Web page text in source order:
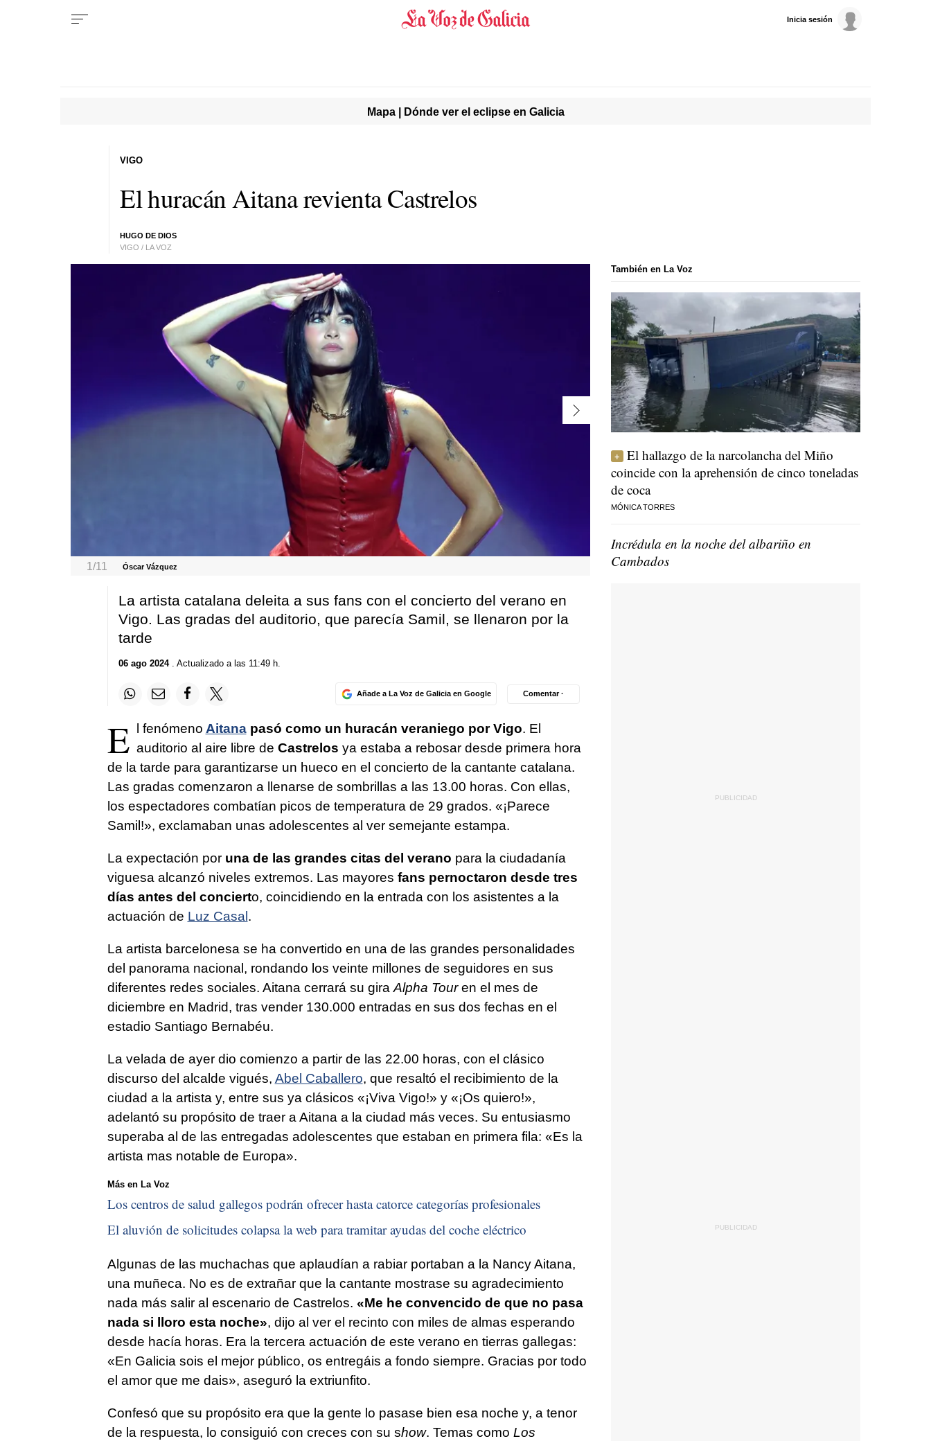
Inicia sesión
Mapa | Dónde ver el eclipse en Galicia
El huracán Aitana revienta Castrelos
HUGO DE DIOS
VIGO / LA VOZ
VIGO
1/11 Óscar Vázquez
La artista catalana deleita a sus fans con el concierto del verano en
Vigo. Las gradas del auditorio, que parecía Samil, se llenaron por la
tarde
06 ago 2024. Actualizado a las 11:49 h.
Añade a La Voz de Galicia en Google Comentar ·
E l fenómeno Aitanapasó como un huracán veraniego por Vigo. El
auditorio al aire libre de Castrelos ya estaba a rebosar desde primera hora
de la tarde para garantizarse un hueco en el concierto de la cantante catalana.
Las gradas comenzaron a llenarse de sombrillas a las 13.00 horas. Con ellas,
los espectadores combatían picos de temperatura de 29 grados. «¡Parece
Samil!», exclamaban unas adolescentes al ver semejante estampa.
La expectación por una de las grandes citas del verano para la ciudadanía
viguesa alcanzó niveles extremos. Las mayores fans pernoctaron desde tres
días antes del concierto, coincidiendo en la entrada con los asistentes a la
actuación de Luz Casal .
La artista barcelonesa se ha convertido en una de las grandes personalidades
del panorama nacional, rondando los veinte millones de seguidores en sus
diferentes redes sociales. Aitana cerrará su gira Alpha Touren el mes de
diciembre en Madrid, tras vender 130.000 entradas en sus dos fechas en el
estadio Santiago Bernabéu.
La velada de ayer dio comienzo a partir de las 22.00 horas, con el clásico
discurso del alcalde vigués, Abel Caballero, que resaltó el recibimiento de la
ciudad a la artista y, entre sus ya clásicos «¡Viva Vigo!» y «¡Os quiero!»,
adelantó su propósito de traer a Aitana a la ciudad más veces. Su entusiasmo
superaba al de las entregadas adolescentes que estaban en primera fila: «Es la
artista mas notable de Europa».
Más en La Voz
Los centros de salud gallegos podrán ofrecer hasta catorce categorías profesionales
El aluvión de solicitudes colapsa la web para tramitar ayudas del coche eléctrico
Algunas de las muchachas que aplaudían a rabiar portaban a la Nancy Aitana,
una muñeca. No es de extrañar que la cantante mostrase su agradecimiento
nada más salir al escenario de Castrelos. «Me he convencido de que no pasa
nada si lloro esta noche», dijo al ver el recinto con miles de almas esperando
desde hacía horas. Era la tercera actuación de este verano en tierras gallegas:
«En Galicia sois el mejor público, os entregáis a fondo siempre. Gracias por todo
el amor que me dais», aseguró la extriunfito.
Confesó que su propósito era que la gente lo pasase bien esa noche y, a tenor
de la respuesta, lo consiguió con creces con su show. Temas como Los
También en La Voz
El hallazgo de la narcolancha del Miño
coincide con la aprehensión de cinco toneladas
de coca
MÓNICA TORRES
Incrédula en la noche del albariño en
Cambados